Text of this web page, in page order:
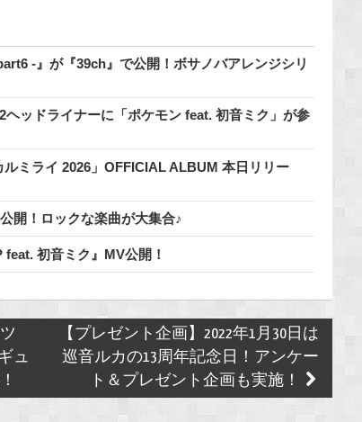
-』が『39ch』で公開！ボサノバアレンジシリ
ッドライナーに「ポケモン feat. 初音ミク」が参
ルミライ 2026」OFFICIAL ALBUM 本日リリー
開！ロックな楽曲が大集合♪
初音ミク』MV公開！
ュ
【プレゼント企画】2022年1月30日は
巡音ルカの13周年記念日！アンケー
ト＆プレゼント企画も実施！